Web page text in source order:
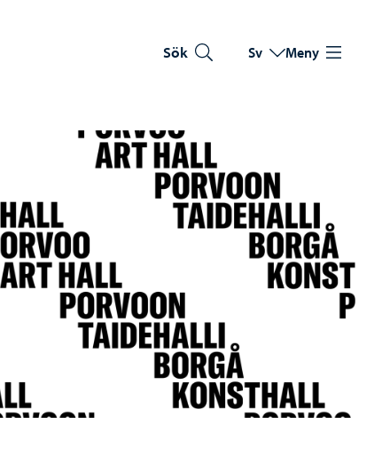
Sök Byt språk
Nuvarande språk:
Sv Meny